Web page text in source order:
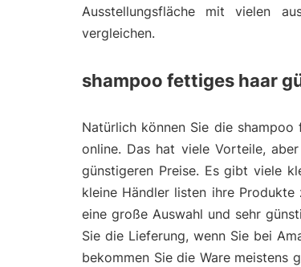
Ausstellungsfläche mit vielen
vergleichen.
shampoo fettiges haar
Natürlich können Sie die
online. Das hat viele Vorteile,
günstigeren Preise. Es gibt viele
kleine Händler listen ihre
eine große Auswahl und sehr
Sie die Lieferung, wenn Sie bei
bekommen Sie die Ware meistens